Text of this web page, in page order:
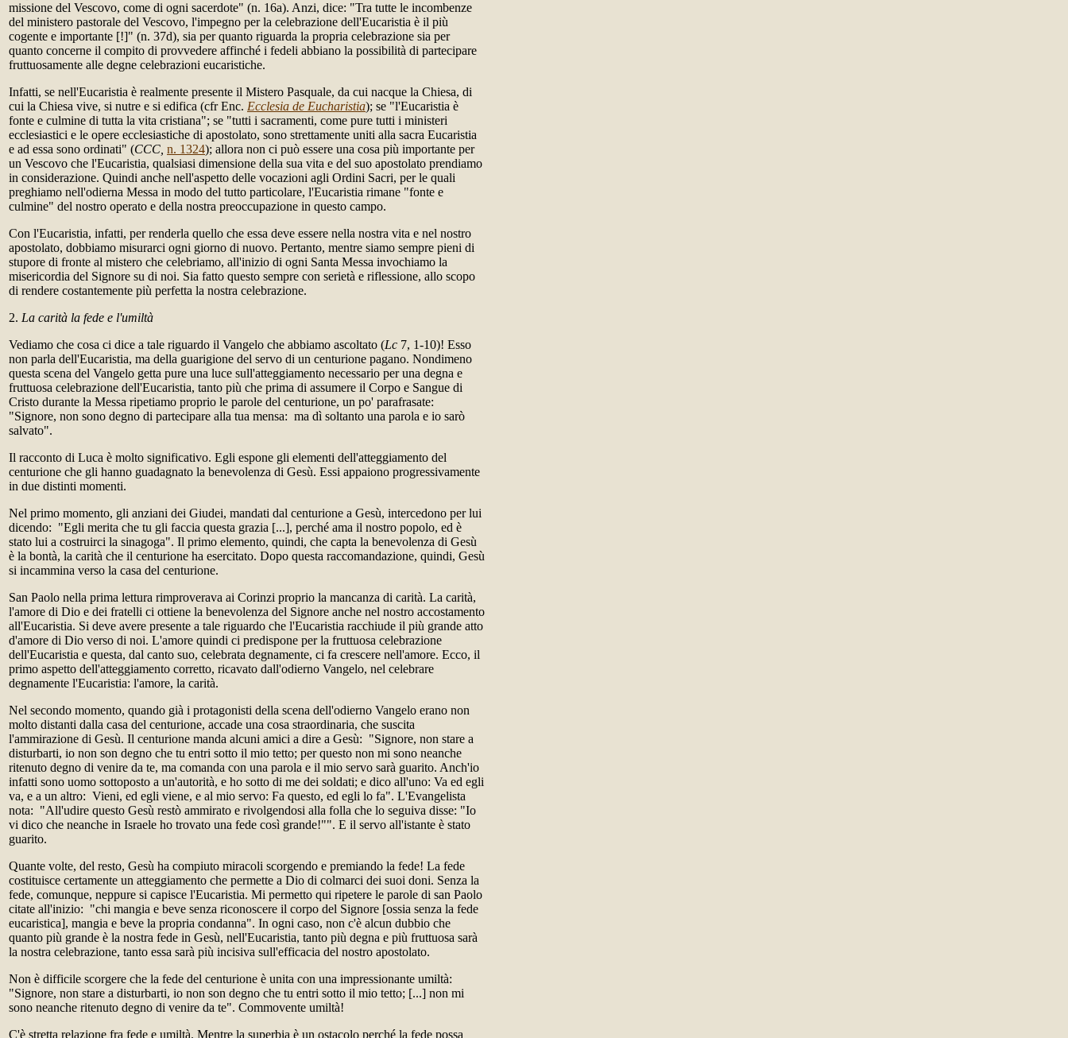
missione del Vescovo, come di ogni sacerdote" (n. 16a). Anzi, dice: "Tra tutte le incombenze
del ministero pastorale del Vescovo, l'impegno per la celebrazione dell'Eucaristia è il più
cogente e importante [!]" (n. 37d), sia per quanto riguarda la propria celebrazione sia per
quanto concerne il compito di provvedere affinché i fedeli abbiano la possibilità di partecipare
fruttuosamente alle degne celebrazioni eucaristiche.
Infatti, se nell'Eucaristia è realmente presente il Mistero Pasquale, da cui nacque la Chiesa, di
cui la Chiesa vive, si nutre e si edifica (cfr Enc. Ecclesia de Eucharistia); se "l'Eucaristia è
fonte e culmine di tutta la vita cristiana"; se "tutti i sacramenti, come pure tutti i ministeri
ecclesiastici e le opere ecclesiastiche di apostolato, sono strettamente uniti alla sacra Eucaristia
e ad essa sono ordinati" (CCC, n. 1324); allora non ci può essere una cosa più importante per
un Vescovo che l'Eucaristia, qualsiasi dimensione della sua vita e del suo apostolato prendiamo
in considerazione. Quindi anche nell'aspetto delle vocazioni agli Ordini Sacri, per le quali
preghiamo nell'odierna Messa in modo del tutto particolare, l'Eucaristia rimane "fonte e
culmine" del nostro operato e della nostra preoccupazione in questo campo.
Con l'Eucaristia, infatti, per renderla quello che essa deve essere nella nostra vita e nel nostro
apostolato, dobbiamo misurarci ogni giorno di nuovo. Pertanto, mentre siamo sempre pieni di
stupore di fronte al mistero che celebriamo, all'inizio di ogni Santa Messa invochiamo la
misericordia del Signore su di noi. Sia fatto questo sempre con serietà e riflessione, allo scopo
di rendere costantemente più perfetta la nostra celebrazione.
2. La carità la fede e l'umiltà
Vediamo che cosa ci dice a tale riguardo il Vangelo che abbiamo ascoltato (Lc 7, 1-10)! Esso
non parla dell'Eucaristia, ma della guarigione del servo di un centurione pagano. Nondimeno
questa scena del Vangelo getta pure una luce sull'atteggiamento necessario per una degna e
fruttuosa celebrazione dell'Eucaristia, tanto più che prima di assumere il Corpo e Sangue di
Cristo durante la Messa ripetiamo proprio le parole del centurione, un po' parafrasate:
"Signore, non sono degno di partecipare alla tua mensa: ma dì soltanto una parola e io sarò
salvato".
Il racconto di Luca è molto significativo. Egli espone gli elementi dell'atteggiamento del
centurione che gli hanno guadagnato la benevolenza di Gesù. Essi appaiono progressivamente
in due distinti momenti.
Nel primo momento, gli anziani dei Giudei, mandati dal centurione a Gesù, intercedono per lui
dicendo: "Egli merita che tu gli faccia questa grazia [...], perché ama il nostro popolo, ed è
stato lui a costruirci la sinagoga". Il primo elemento, quindi, che capta la benevolenza di Gesù
è la bontà, la carità che il centurione ha esercitato. Dopo questa raccomandazione, quindi, Gesù
si incammina verso la casa del centurione.
San Paolo nella prima lettura rimproverava ai Corinzi proprio la mancanza di carità. La carità,
l'amore di Dio e dei fratelli ci ottiene la benevolenza del Signore anche nel nostro accostamento
all'Eucaristia. Si deve avere presente a tale riguardo che l'Eucaristia racchiude il più grande atto
d'amore di Dio verso di noi. L'amore quindi ci predispone per la fruttuosa celebrazione
dell'Eucaristia e questa, dal canto suo, celebrata degnamente, ci fa crescere nell'amore. Ecco, il
primo aspetto dell'atteggiamento corretto, ricavato dall'odierno Vangelo, nel celebrare
degnamente l'Eucaristia: l'amore, la carità.
Nel secondo momento, quando già i protagonisti della scena dell'odierno Vangelo erano non
molto distanti dalla casa del centurione, accade una cosa straordinaria, che suscita
l'ammirazione di Gesù. Il centurione manda alcuni amici a dire a Gesù: "Signore, non stare a
disturbarti, io non son degno che tu entri sotto il mio tetto; per questo non mi sono neanche
ritenuto degno di venire da te, ma comanda con una parola e il mio servo sarà guarito. Anch'io
infatti sono uomo sottoposto a un'autorità, e ho sotto di me dei soldati; e dico all'uno: Va ed egli
va, e a un altro: Vieni, ed egli viene, e al mio servo: Fa questo, ed egli lo fa". L'Evangelista
nota: "All'udire questo Gesù restò ammirato e rivolgendosi alla folla che lo seguiva disse: "Io
vi dico che neanche in Israele ho trovato una fede così grande!"". E il servo all'istante è stato
guarito.
Quante volte, del resto, Gesù ha compiuto miracoli scorgendo e premiando la fede! La fede
costituisce certamente un atteggiamento che permette a Dio di colmarci dei suoi doni. Senza la
fede, comunque, neppure si capisce l'Eucaristia. Mi permetto qui ripetere le parole di san Paolo
citate all'inizio: "chi mangia e beve senza riconoscere il corpo del Signore [ossia senza la fede
eucaristica], mangia e beve la propria condanna". In ogni caso, non c'è alcun dubbio che
quanto più grande è la nostra fede in Gesù, nell'Eucaristia, tanto più degna e più fruttuosa sarà
la nostra celebrazione, tanto essa sarà più incisiva sull'efficacia del nostro apostolato.
Non è difficile scorgere che la fede del centurione è unita con una impressionante umiltà:
"Signore, non stare a disturbarti, io non son degno che tu entri sotto il mio tetto; [...] non mi
sono neanche ritenuto degno di venire da te". Commovente umiltà!
C'è stretta relazione fra fede e umiltà. Mentre la superbia è un ostacolo perché la fede possa